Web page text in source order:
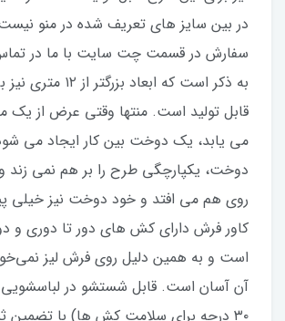
در بین سایز های تعریف شده در منو
سفارش در قسمت چت سایت با ما در تماس
به ذکر است که ابعاد
قابل تولید است. منتها وقتی عرض از یک
می یابد، یک دوخت بین کار ایجاد می
دوخت، یکپارچگی طرح را بر هم نمی زند
روی هم می افتد و خود دوخت نیز خیلی
کاور فرش دارای کش های دور تا دوری
است و به همین دلیل روی فرش لیز
آن آسان است. قابل شستشو در لباسشویی
۳۰ درجه برای سلامت کش ها) با تضمین